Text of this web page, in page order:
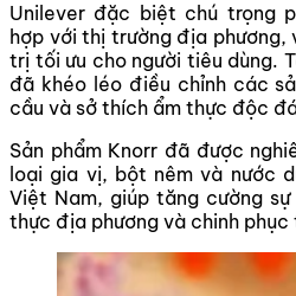
Unilever đặc biệt chú trọng
hợp với thị trường địa phương,
trị tối ưu cho người tiêu dùng.
đã khéo léo điều chỉnh các
cầu và sở thích ẩm thực độc
Sản phẩm Knorr đã được
loại gia vị, bột nêm và nước
Việt Nam, giúp tăng cường
thực địa phương và chinh